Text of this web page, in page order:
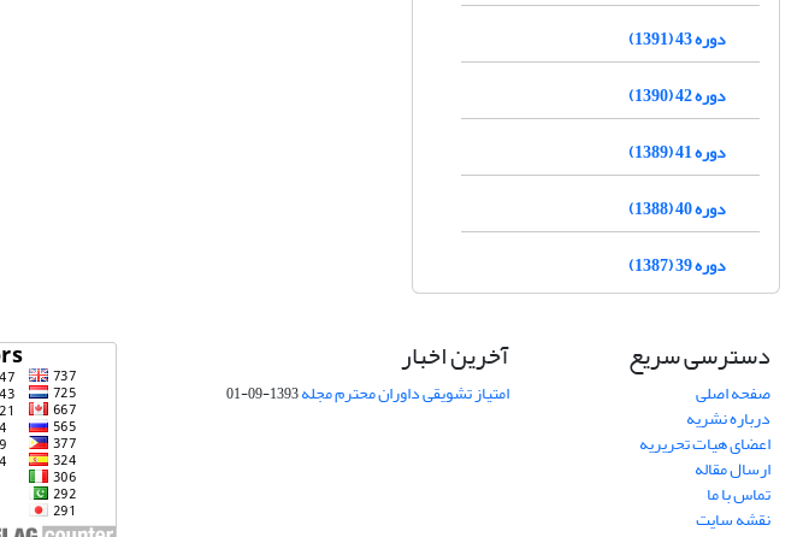
دوره 43 (1391)
دوره 42 (1390)
دوره 41 (1389)
دوره 40 (1388)
دوره 39 (1387)
دسترسی سریع
صفحه اصلی
درباره نشریه
اعضای هیات تحریریه
ارسال مقاله
تماس با ما
نقشه سایت
آخرین اخبار
امتیاز تشویقی داوران محترم مجله1393-09-01